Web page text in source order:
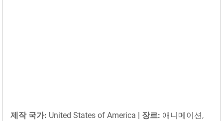
제작 국가: United States of America | 장르: 애니메이션,